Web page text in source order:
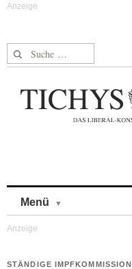
Suche nach:
Menü
STÄNDIGE IMPFKOMMISSION